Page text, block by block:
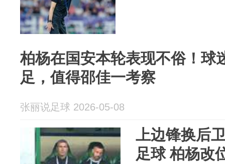
柏杨在国安本轮表现不俗！球
足，值得邵佳一考察
张丽说足球 2026-05-08
上边锋换后
足球 柏杨改